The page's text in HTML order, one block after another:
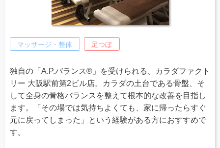
マッサージ・整体 足つぼ
独自の「A.P.バランス®」を受けられる、カラダファクト
リー 大阪駅前第2ビル店。カラダの土台である骨盤、そ
して全身の骨格バランスを整えて根本的な改善を目指し
ます。「その場では気持ちよくても、家に帰ったらすぐ
元に戻ってしまった」という経験がある方におすすめで
す。